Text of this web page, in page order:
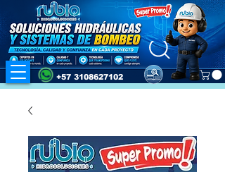
+57 3108627102